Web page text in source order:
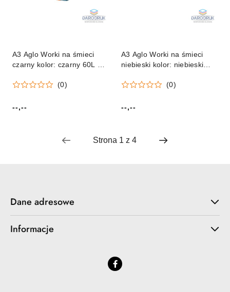
A3 Aglo Worki na śmieci
czarny kolor: czarny 60L 50
(0)
Cena:
--,--
A3 Aglo Worki na śmieci
niebieski kolor: niebieski
(0)
Cena:
--,--
Dane adresowe
Informacje